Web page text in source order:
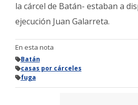
la cárcel de Batán- estaban a
ejecución Juan Galarreta.
En esta nota
Batán
casas por cárceles
fuga